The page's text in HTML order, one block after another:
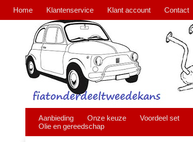
Home Klantenservice Klant account Contact
Aanbieding Onze keuze Voordeel set
Olie en gereedschap